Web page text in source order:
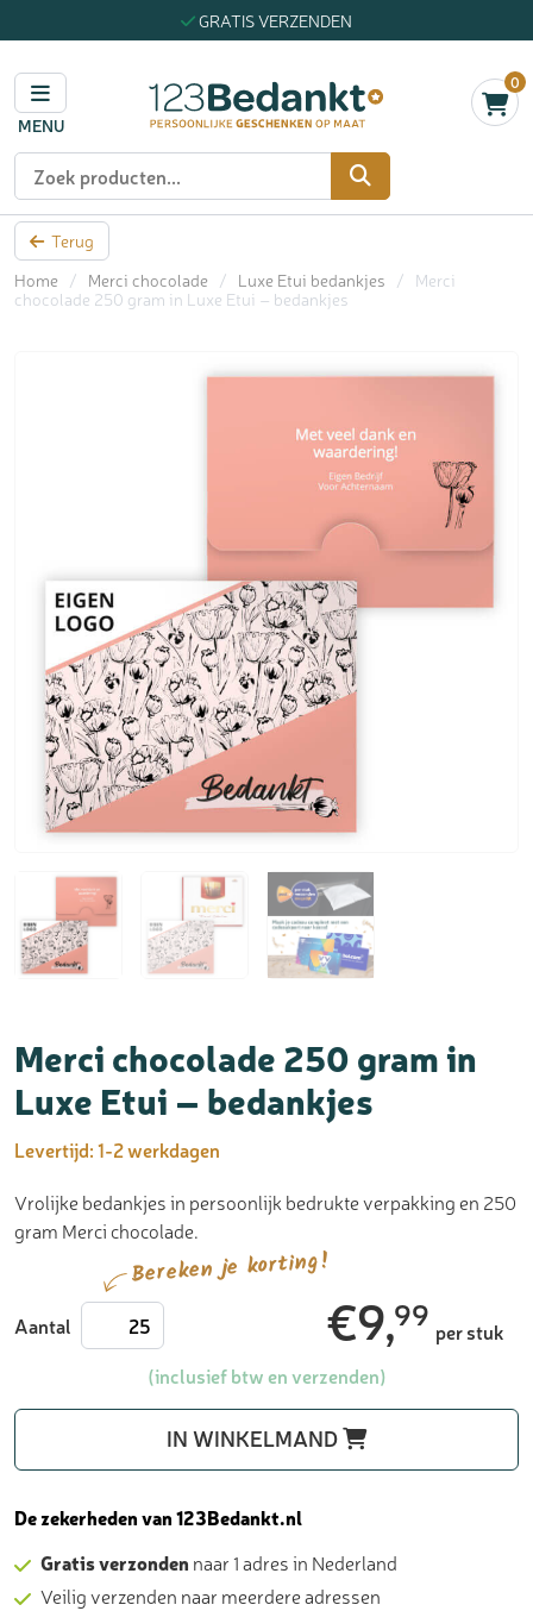
GRATIS VERZENDEN
MENU
0
Zoeken
Terug
Home
/ Merci chocolade / Luxe Etui bedankjes /
Merci
chocolade 250 gram in Luxe Etui – bedankjes
Merci chocolade 250 gram in
Luxe Etui – bedankjes
Levertijd:1-2 werkdagen
Vrolijke bedankjes in persoonlijk bedrukte verpakking en 250
gram Merci chocolade.
Bereken je korting!
Aantal Merci
chocolade
-
aantal
€9,99 per stuk
(inclusief btw en verzenden)
IN WINKELMAND
De zekerheden van 123Bedankt.nl
Gratis verzonden naar 1 adres in Nederland
Veilig verzenden naar meerdere adressen